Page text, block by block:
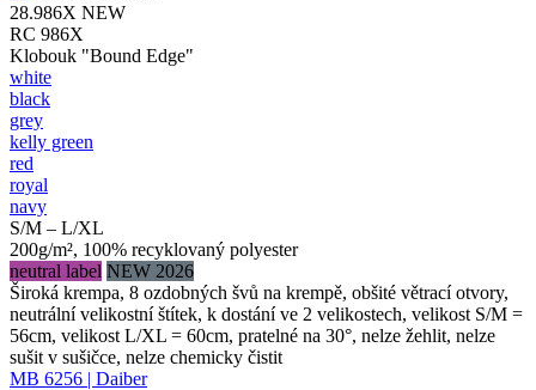
28.986X NEW
RC 986X
Klobouk "Bound Edge"
white
black
grey
kelly green
red
royal
navy
S/M – L/XL
200g/m², 100% recyklovaný polyester
neutral label NEW 2026
Široká krempa, 8 ozdobných švů na krempě, obšité větrací otvory,
neutrální velikostní štítek, k dostání ve 2 velikostech, velikost S/M =
56cm, velikost L/XL = 60cm, pratelné na 30°, nelze žehlit, nelze
sušit v sušičce, nelze chemicky čistit
MB 6256 | Daiber